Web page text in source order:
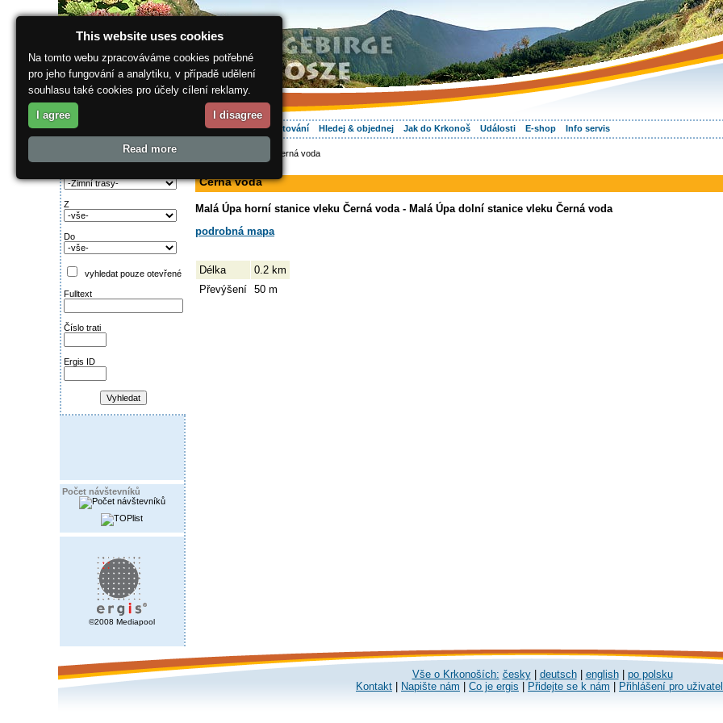
O regionu Vaše dovolená Ubytování Hledej & objednej Jak do Krkonoš Události E-shop Info servis
Najděte si:
Z
Do
vyhledat pouze otevřené
Fulltext
Číslo trati
Ergis ID
Počet návštevníků
©2008 Mediapool
> Černá voda
Černá voda
Malá Úpa horní stanice vleku Černá voda - Malá Úpa dolní stanice vleku Černá voda
podrobná mapa
Délka
0.2 km
Převýšení 50 m
Vše o Krkonoších: česky| deutsch| english| po polsku
Kontakt
Napište nám Co je ergis Přidejte se k nám Přihlášení pro
This website uses cookies
Na tomto webu zpracováváme cookies potřebné
pro jeho fungování a analytiku, v případě udělení
souhlasu také cookies pro účely cílení reklamy.
I agree I disagree
Read more